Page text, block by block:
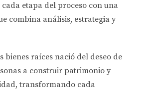
ubicación: Investiga sobre las
las proyecciones de
y la infraestructura disponible.
residenciales,
o vacacionales.
expertos locales: Hablar con
como Mariana Romero
cada etapa del proceso con una
combina análisis, estrategia y
bienes raíces nació del deseo de
a construir patrimonio y
, transformando cada